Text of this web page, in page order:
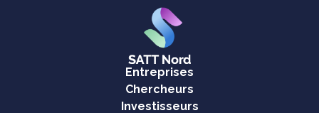
Entreprises
Chercheurs
Investisseurs